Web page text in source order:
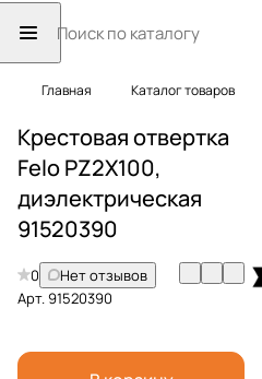
Главная Каталог товаров
Крестовая отвертка
Felo PZ2X100,
диэлектрическая
91520390
0
Нет отзывов
Арт.91520390